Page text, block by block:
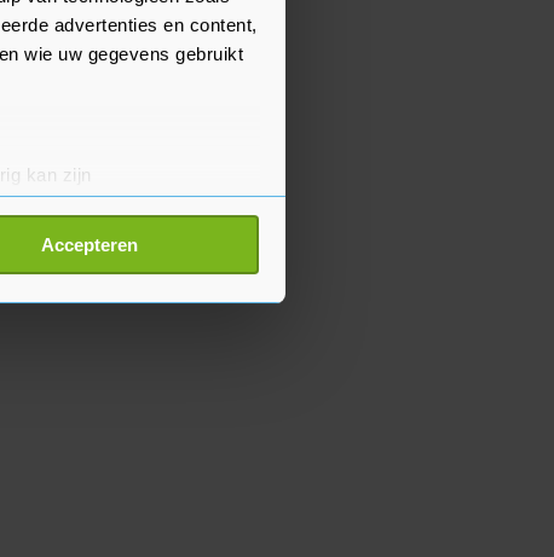
advertenties en content,
wie uw gegevens gebruikt
kan zijn
detailgedeelte
Accepteren